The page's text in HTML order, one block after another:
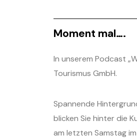
Moment mal….
In unserem Podcast
Tourismus GmbH.
Spannende
blicken Sie hinter die
am letzten Samstag